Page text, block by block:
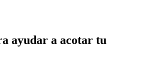
ayudar a acotar tu